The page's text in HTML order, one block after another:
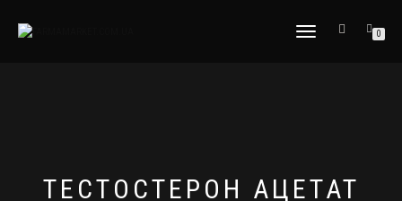
ПЕРЕКЛЮЧИТЬ
0
ТЕСТОСТЕРОН АЦЕТАТ